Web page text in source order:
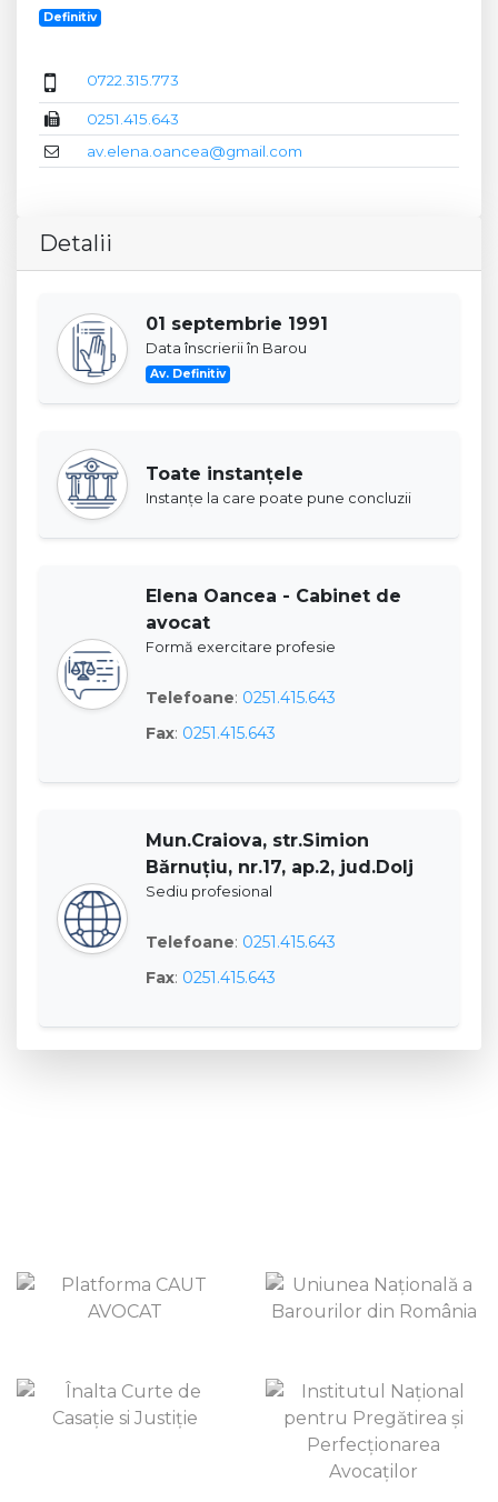
Definitiv
0722.315.773
0251.415.643
av.elena.oancea@gmail.com
Detalii
01 septembrie 1991
Data înscrierii în Barou
Av. Definitiv
Toate instanţele
Instanţe la care poate pune concluzii
Elena Oancea - Cabinet de
avocat
Formă exercitare profesie
Telefoane: 0251.415.643
Fax: 0251.415.643
Mun.Craiova, str.Simion
Bărnuţiu, nr.17, ap.2, jud.Dolj
Sediu profesional
Telefoane: 0251.415.643
Fax: 0251.415.643